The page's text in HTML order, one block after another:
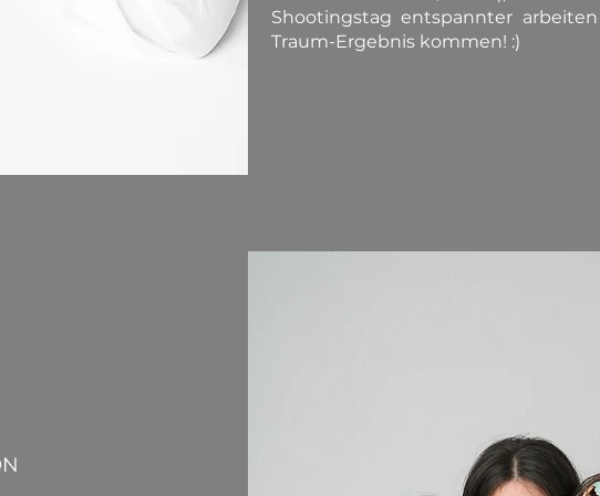
Shootingstag entspannter
Traum-Ergebnis kommen! :)